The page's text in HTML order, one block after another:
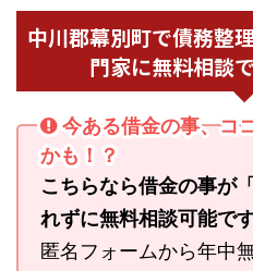
中川郡幕別町で債務整
門家に無料相談
今ある借金の事、コ
かも！？
こちらなら借金の事が
れずに無料相談可能です
匿名フォームから年中